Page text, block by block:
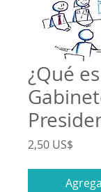
¿Qué
2,50 US$